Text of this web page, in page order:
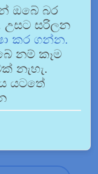
ඔබේ බර
උසට සරිලන
කර ගන්න.
නම් කෑම
නැහැ.
යටතේ